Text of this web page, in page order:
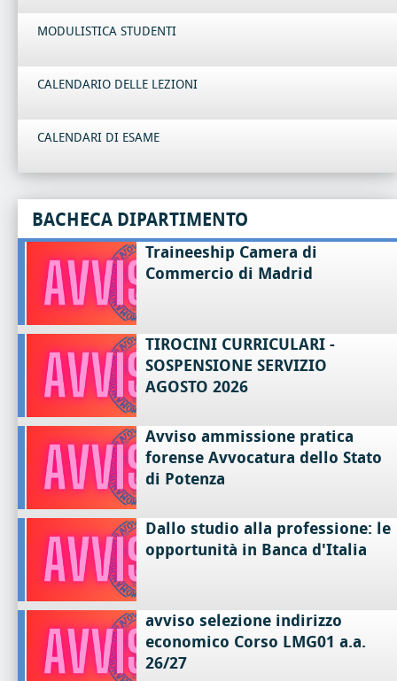
MODULISTICA STUDENTI
CALENDARIO DELLE LEZIONI
CALENDARI DI ESAME
BACHECA DIPARTIMENTO
Traineeship Camera di
Commercio di Madrid
TIROCINI CURRICULARI -
SOSPENSIONE SERVIZIO
AGOSTO 2026
Avviso ammissione pratica
forense Avvocatura dello Stato
di Potenza
Dallo studio alla professione: le
opportunità in Banca d'Italia
avviso selezione indirizzo
economico Corso LMG01 a.a.
26/27